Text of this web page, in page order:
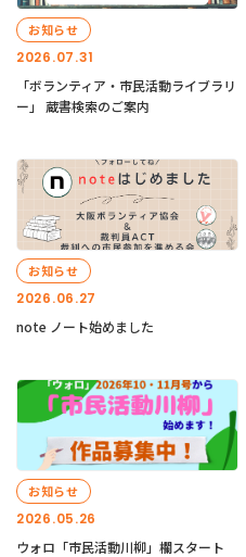
2026.07.31
お知らせ
「ボランティア・市民活動ライブラリ
ー」 蔵書検索のご案内
2026.06.27
お知らせ
note ノート始めました
2026.05.26
お知らせ
ウォロ「市民活動川柳」欄スタート